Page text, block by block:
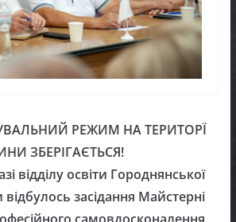
РЕЖИМ НА ТЕРИТОРЇ
ЗБЕРІГАЄТЬСЯ!
відділу освіти Городнянської
відбулось засідання Майстерні